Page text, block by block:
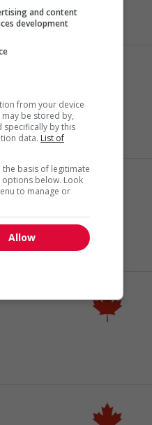
and content
development
from your device
be stored by,
specifically by this
data. List of
basis of legitimate
options below. Look
to manage or
Allow